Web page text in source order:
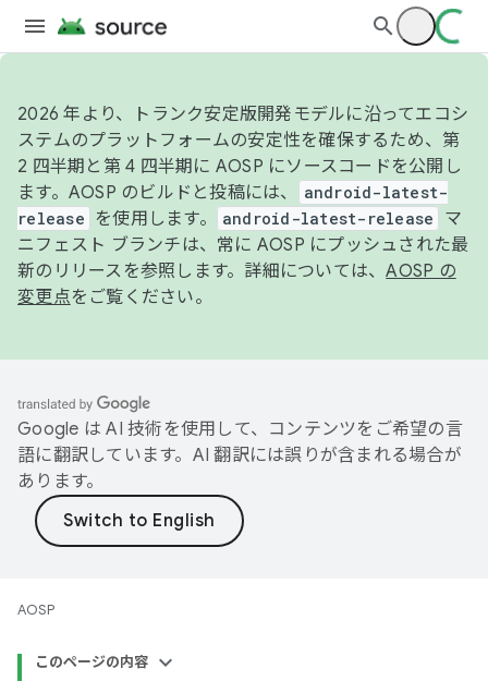
2026 年より、トランク安定版開発モデルに沿ってエコシ
ステムのプラットフォームの安定性を確保するため、第
2 四半期と第 4 四半期に AOSP にソースコードを公開し
ます。AOSP のビルドと投稿には、
android-latest-
release
を使用します。 android-latest-release
マ
ニフェスト ブランチは、常に AOSP にプッシュされた最
新のリリースを参照します。詳細については、AOSP の
変更点をご覧ください。
Google は AI 技術を使用して、コンテンツをご希望の言
語に翻訳しています。AI 翻訳には誤りが含まれる場合が
あります。
AOSP
このページの内容